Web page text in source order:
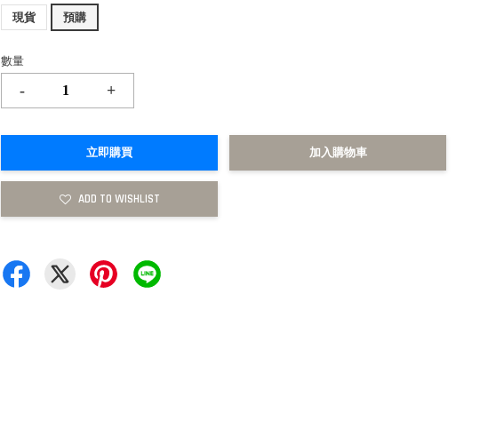
現貨
預購
數量
- +
立即購買 加入購物車
ADD TO WISHLIST